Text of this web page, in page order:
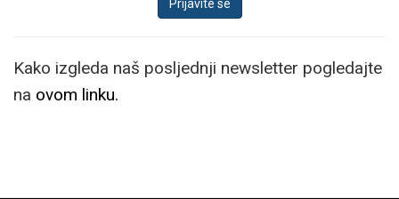
tehnologije FSR 4.
pokazao se kao vrlo
Kako izgleda naš posljednji newsletter pogledajte
na ovom linku.